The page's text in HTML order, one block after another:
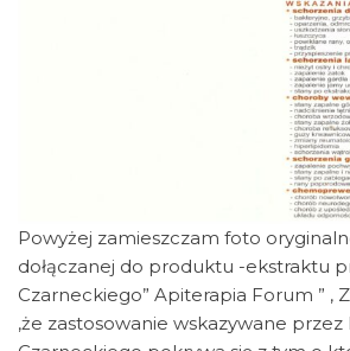
Powyżej zamieszczam foto
dołączanej do produktu -ekstraktu
Czarneckiego” Apiterapia Forum ” ,
,że zastosowanie wskazywane przez